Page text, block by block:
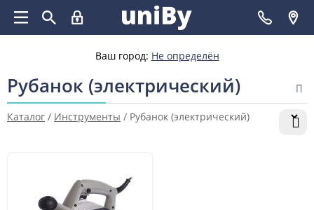
Ваш город: Не определён
Рубанок (электрический)
Каталог / Инструменты / Рубанок (электрический)